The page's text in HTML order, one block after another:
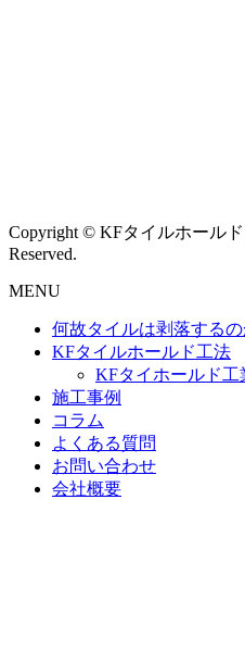
Copyright © KFタイルホール
Reserved.
MENU
何故タイルは剥落するの
KFタイルホールド工法
KFタイホールド工
施工事例
コラム
よくある質問
お問い合わせ
会社概要